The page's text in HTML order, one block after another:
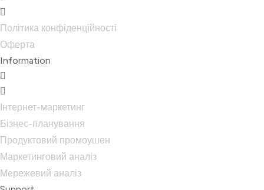
Політика конфіденційності
Оферта
Information
Інтернет-маркетинг
Бізнес-планування
Продуктовий промоушен
Маркетинговий аналіз
Мережевий аналіз